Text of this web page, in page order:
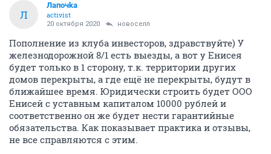
Л
Лапочkа
activist
20 октября 2020 новоселл
Пополнение из клуба инвесторов, здравствуйте) У
железнодорожной 8/1 есть выезды, а вот у Енисея
будет только в 1 сторону, т.к. территории других
домов перекрыты, а где ещё не перекрыты, будут в
ближайшее время. Юридически строить будет ООО
Енисей с уставным капиталом 10000 рублей и
соответственно он же будет нести гарантийные
обязательства. Как показывает практика и отзывы,
не все справляются с этим.